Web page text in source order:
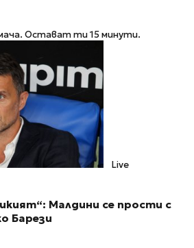
мача. Остават ти 15 минути.
Live
Малдини се прости с
Барези